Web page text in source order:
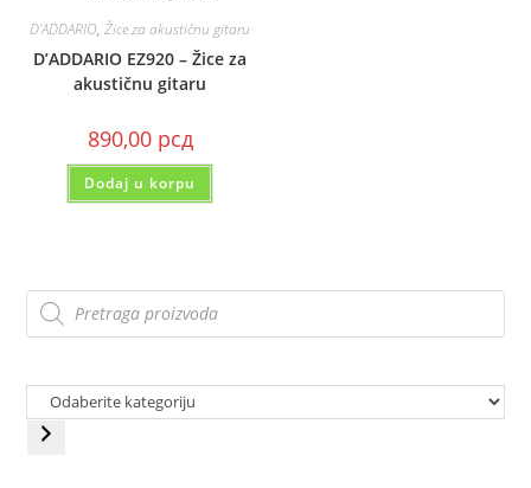
D'ADDARIO,Žice za akustičnu gitaru
D’ADDARIO EZ920 – Žice za
akustičnu gitaru
890,00 рсд
Dodaj u korpu